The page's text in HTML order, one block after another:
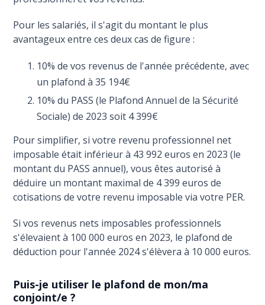
Pour les salariés, il s'agit du montant le plus
avantageux entre ces deux cas de figure :
10% de vos revenus de l'année précédente, avec
un plafond à 35 194€
10% du PASS (le Plafond Annuel de la Sécurité
Sociale) de 2023 soit 4 399€
Pour simplifier, si votre revenu professionnel net
imposable était inférieur à 43 992 euros en 2023 (le
montant du PASS annuel), vous êtes autorisé à
déduire un montant maximal de 4 399 euros de
cotisations de votre revenu imposable via votre PER.
Si vos revenus nets imposables professionnels
s'élevaient à 100 000 euros en 2023, le plafond de
déduction pour l'année 2024 s'élèvera à 10 000 euros.
Puis-je utiliser le plafond de mon/ma
conjoint/e ?